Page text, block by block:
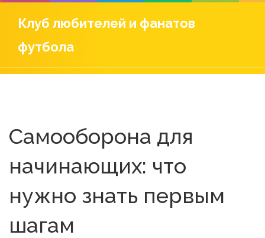
Клуб любителей и фанатов
футбола
Самооборона для
начинающих: что
нужно знать первым
шагам